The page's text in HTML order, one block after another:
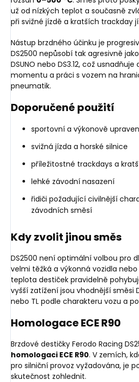
už od nízkých teplot a současně
při svižné jízdě a kratších trackday
Nástup brzdného účinku je
DS2500 nepůsobí tak agresivně
DSUNO nebo DS3.12, což
momentu a práci s vozem na
pneumatik.
Doporučené použití
sportovní a výkonově
svižná jízda a horské silnice
příležitostné trackdays a
lehké závodní nasazení
řidiči požadující civilnější
závodních směsí
Kdy zvolit jinou směs
DS2500 není optimální volbou pro
velmi těžká a výkonná vozidla
teplota destiček pravidelně
vyšší zatížení jsou vhodnější směsi
nebo TL podle charakteru vozu a
Homologace ECE R90
Brzdové destičky Ferodo Racing
homologaci ECE R90. V zemích,
pro silniční provoz vyžadována, je
skutečnost zohlednit.